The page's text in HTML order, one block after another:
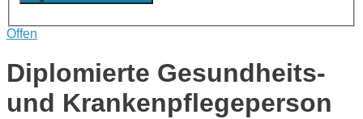
Offen
Diplomierte Gesundheits-
und Krankenpflegeperson